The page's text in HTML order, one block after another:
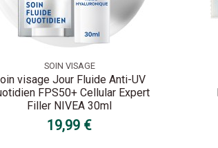
SOIN VISAGE
visage Jour Fluide Anti-UV
FPS50+ Cellular Expert
Filler NIVEA 30ml
19,99 €